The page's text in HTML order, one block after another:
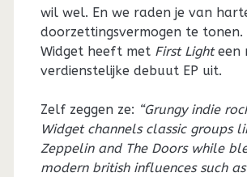
wil wel. En we raden je van
doorzettingsvermogen te tonen.
Widget heeft met First Lighteen
verdienstelijke debuut EP uit.
Zelf zeggen ze: “Grungy indie
Widget channels classic groups
Zeppelin and The Doors while
modern british influences such